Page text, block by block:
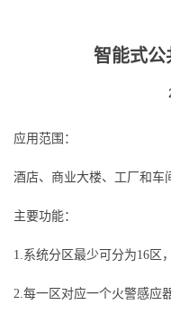
智能式公
应用范围：
酒店、商业大楼、工厂和车
主要功能：
1.系统分区最少可分为16区
2.每一区对应一个火警感应